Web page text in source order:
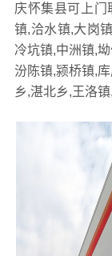
庆怀集县可上门
镇,洽水镇,大岗
冷坑镇,中洲镇,
汾陈镇,颍桥镇,
乡,湛北乡,王洛镇